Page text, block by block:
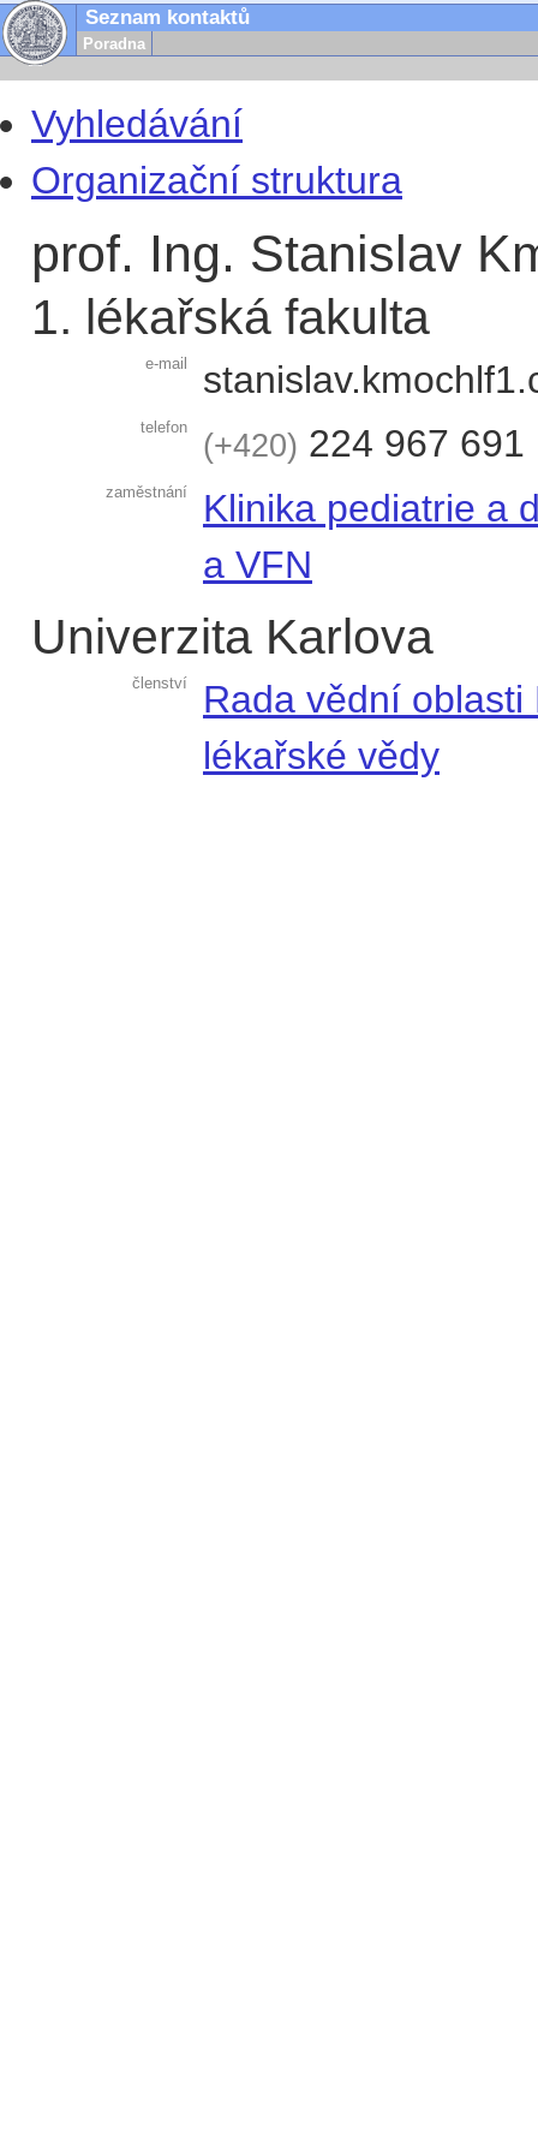
Seznam kontaktů
Poradna
Vyhledávání
Organizační struktura
prof. Ing. Stanislav
1. lékařská fakulta
e-mail stanislav.kmoch
+420 224 967 691
Klinika pediatrie a
a VFN
Univerzita Karlova
Rada vědní
lékařské vědy